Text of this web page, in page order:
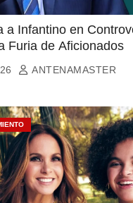
a Infantino en
Furia de Aficionados
ANTENAMASTER